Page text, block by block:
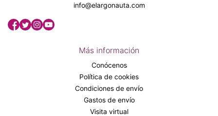
info@elargonauta.com
Más información
Conócenos
Política de cookies
Condiciones de envío
Gastos de envío
Visita virtual